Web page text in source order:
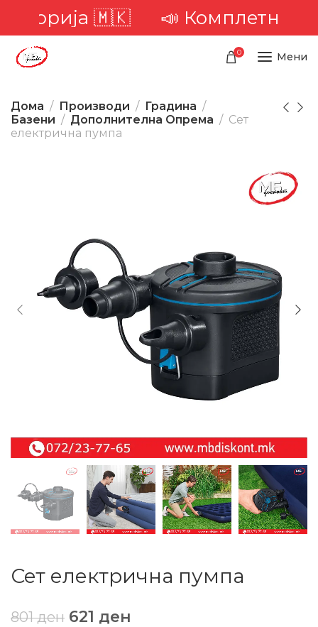
🇲🇰📣 Комплетна
0 Мени
Дома Производи
Градина
Базени
Дополнителна Опрема
Сет
електрична пумпа
Сет електрична пумпа
801ден 621 ден